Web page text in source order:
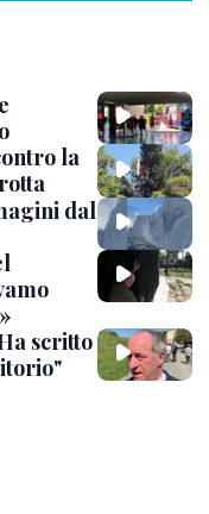
la
dal
scritto